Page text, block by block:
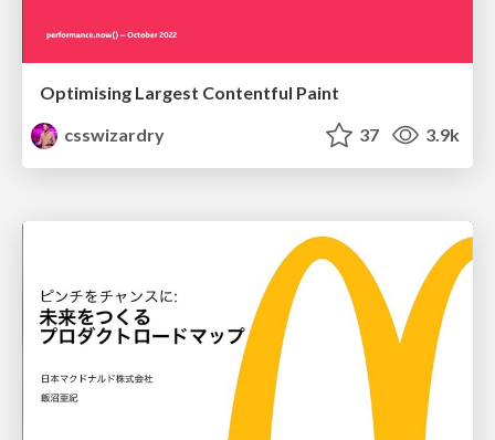
Optimising Largest Contentful Paint
csswizardry
37 3.9k